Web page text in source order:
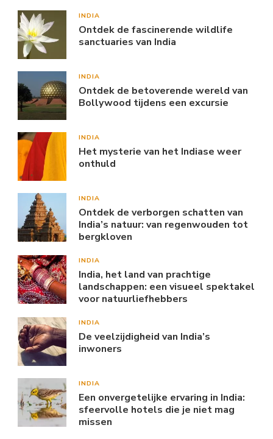
INDIA
Ontdek de fascinerende wildlife
sanctuaries van India
INDIA
Ontdek de betoverende wereld van
Bollywood tijdens een excursie
INDIA
Het mysterie van het Indiase weer
onthuld
INDIA
Ontdek de verborgen schatten van
India’s natuur: van regenwouden tot
bergkloven
INDIA
India, het land van prachtige
landschappen: een visueel spektakel
voor natuurliefhebbers
INDIA
De veelzijdigheid van India’s
inwoners
INDIA
Een onvergetelijke ervaring in India:
sfeervolle hotels die je niet mag
missen